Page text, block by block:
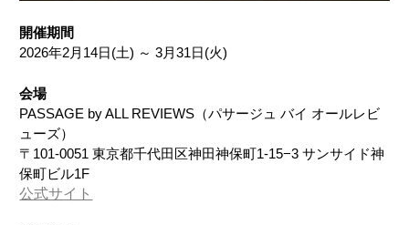
開催期間
2026年2月14日(土) ～ 3月31日(火)
会場
PASSAGE by ALL REVIEWS（パサージュ バイ オールレビ
ューズ）
〒101-0051 東京都千代田区神田神保町1-15−3 サンサイド神
保町ビル1F
公式サイト